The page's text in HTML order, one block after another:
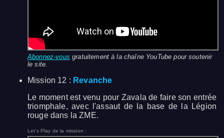
Abonnez-vous gratuitement à la chaîne YouTube pour soutenir
le site.
Mission 12 : Revanche
Le moment est venu pour Zavala de faire son entrée
triomphale, avec l'assaut de la base de la Légion
rouge dans la ZME.
Let's Play de la mission :